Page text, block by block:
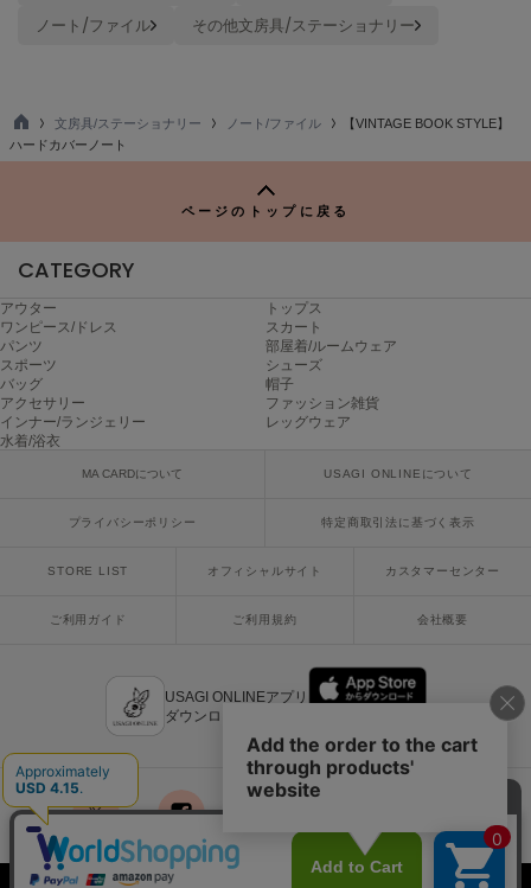
nezu
ネズ
ナウンス
null.
ヌル
Onitsuka Tiger
オルグ
PATRICK
パトリック
Philly chocolate
フィリーチョコレート
ノート/ファイル
その他文房具/ステーショナリー
TO
P
文房具/ステーショナリー ノート/ファイル
【VINTAGE BOOK STYLE】
ハードカバーノート
ページのトップに戻る
CATEGORY
アウター
トップス
ワンピース/ドレス
スカート
パンツ
部屋着/ルームウェア
スポーツ
シューズ
バッグ
帽子
アクセサリー
ファッション雑貨
インナー/ランジェリー
レッグウェア
水着/浴衣
MA CARDについて USAGI ONLINEについて
プライバシーポリシー 特定商取引法に基づく表示
STORE LIST オフィシャルサイト カスタマーセンター
ご利用ガイド ご利用規約 会社概要
USAGI ONLINEアプリ
ダウンロードはこちら
x facebook LINE mail